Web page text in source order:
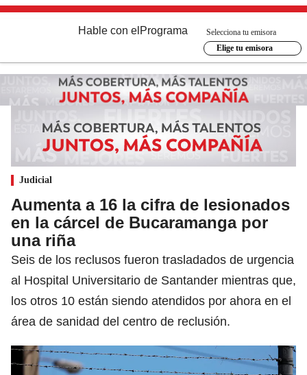
Hable con el Programa
Selecciona tu emisora
Elige tu emisora
Judicial
Aumenta a 16 la cifra de lesionados
en la cárcel de Bucaramanga por
una riña
Seis de los reclusos fueron trasladados de urgencia
al Hospital Universitario de Santander mientras que,
los otros 10 están siendo atendidos por ahora en el
área de sanidad del centro de reclusión.